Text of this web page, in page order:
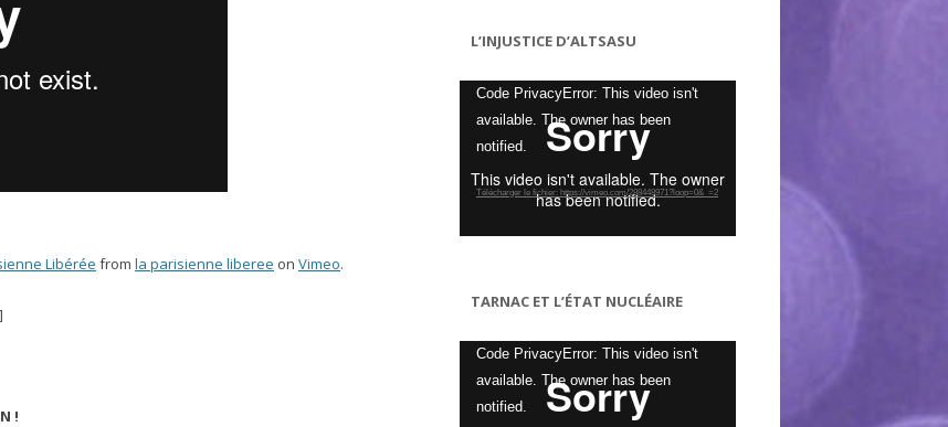
Libérée from la parisienne liberee on Vimeo.
!
L’INJUSTICE D’ALTSASU
Lecteur
vidéo
Code PrivacyError: This video isn't
available. The owner has been
notified.
Télécharger le fichier: https://vimeo.com/288448971?loop=0&_=2
TARNAC ET L’ÉTAT NUCLÉAIRE
Lecteur
vidéo
Code PrivacyError: This video isn't
available. The owner has been
notified.